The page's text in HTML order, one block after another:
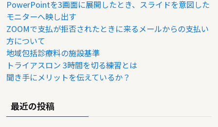
PowerPointを3画面に展開したとき、スライドを意図した
モニターへ映し出す
ZOOMで支払が拒否されたときに来るメールからの支払い
方について
地域包括診療料の施設基準
トライアスロン 3時間を切る練習とは
聞き手にメリットを伝えているか？
最近の投稿